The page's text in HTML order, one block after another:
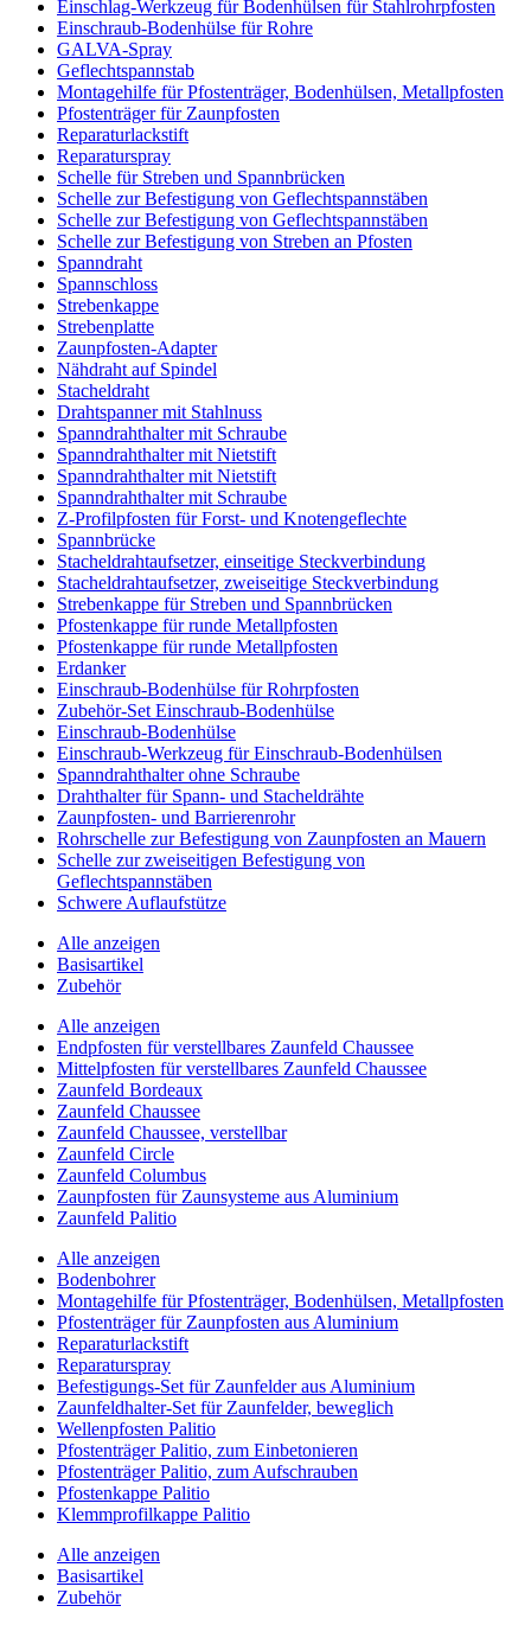
Einschlag-Werkzeug für Bodenhülsen für Stahlrohrpfosten
Einschraub-Bodenhülse für Rohre
GALVA-Spray
Geflechtspannstab
Montagehilfe für Pfostenträger, Bodenhülsen, Metallpfosten
Pfostenträger für Zaunpfosten
Reparaturlackstift
Reparaturspray
Schelle für Streben und Spannbrücken
Schelle zur Befestigung von Geflechtspannstäben
Schelle zur Befestigung von Geflechtspannstäben
Schelle zur Befestigung von Streben an Pfosten
Spanndraht
Spannschloss
Strebenkappe
Strebenplatte
Zaunpfosten-Adapter
Nähdraht auf Spindel
Stacheldraht
Drahtspanner mit Stahlnuss
Spanndrahthalter mit Schraube
Spanndrahthalter mit Nietstift
Spanndrahthalter mit Nietstift
Spanndrahthalter mit Schraube
Z-Profilpfosten für Forst- und Knotengeflechte
Spannbrücke
Stacheldrahtaufsetzer, einseitige Steckverbindung
Stacheldrahtaufsetzer, zweiseitige Steckverbindung
Strebenkappe für Streben und Spannbrücken
Pfostenkappe für runde Metallpfosten
Pfostenkappe für runde Metallpfosten
Erdanker
Einschraub-Bodenhülse für Rohrpfosten
Zubehör-Set Einschraub-Bodenhülse
Einschraub-Bodenhülse
Einschraub-Werkzeug für Einschraub-Bodenhülsen
Spanndrahthalter ohne Schraube
Drahthalter für Spann- und Stacheldrähte
Zaunpfosten- und Barrierenrohr
Rohrschelle zur Befestigung von Zaunpfosten an Mauern
Schelle zur zweiseitigen Befestigung von
Geflechtspannstäben
Schwere Auflaufstütze
Alle anzeigen
Basisartikel
Zubehör
Alle anzeigen
Endpfosten für verstellbares Zaunfeld Chaussee
Mittelpfosten für verstellbares Zaunfeld Chaussee
Zaunfeld Bordeaux
Zaunfeld Chaussee
Zaunfeld Chaussee, verstellbar
Zaunfeld Circle
Zaunfeld Columbus
Zaunpfosten für Zaunsysteme aus Aluminium
Zaunfeld Palitio
Alle anzeigen
Bodenbohrer
Montagehilfe für Pfostenträger, Bodenhülsen, Metallpfosten
Pfostenträger für Zaunpfosten aus Aluminium
Reparaturlackstift
Reparaturspray
Befestigungs-Set für Zaunfelder aus Aluminium
Zaunfeldhalter-Set für Zaunfelder, beweglich
Wellenpfosten Palitio
Pfostenträger Palitio, zum Einbetonieren
Pfostenträger Palitio, zum Aufschrauben
Pfostenkappe Palitio
Klemmprofilkappe Palitio
Alle anzeigen
Basisartikel
Zubehör